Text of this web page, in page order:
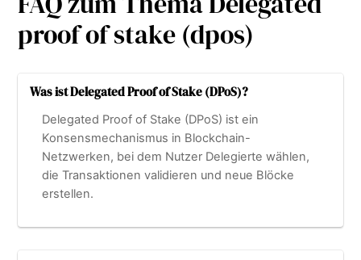
proof of stake (dpos)
Was ist Delegated Proof of Stake (DPoS)?
Delegated Proof of Stake (DPoS) ist ein
Konsensmechanismus in Blockchain-
Netzwerken, bei dem Nutzer Delegierte wählen,
die Transaktionen validieren und neue Blöcke
erstellen.